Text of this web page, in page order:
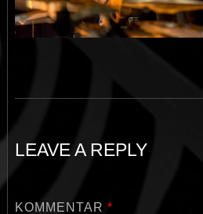
LEAVE A REPLY
KOMMENTAR *